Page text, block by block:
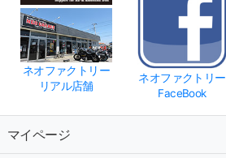
ネオファクトリー
リアル店舗
ネオファクトリー
FaceBook
マイページ